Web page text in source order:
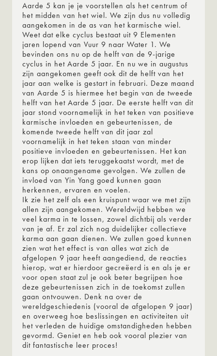
Aarde 5 kan je je voorstellen als het centrum of
het midden van het wiel. We zijn dus nu volledig
aangekomen in de as van het karmische wiel.
Weet dat elke cyclus bestaat uit 9 Elementen
jaren lopend van Vuur 9 naar Water 1. We
bevinden ons nu op de helft van de 9-jarige
cyclus in het Aarde 5 jaar. En nu we in augustus
zijn aangekomen geeft ook dit de helft van het
jaar aan welke is gestart in februari. Deze maand
van Aarde 5 is hiermee het begin van de tweede
helft van het Aarde 5 jaar. De eerste helft van dit
jaar stond voornamelijk in het teken van positieve
karmische invloeden en gebeurtenissen, de
komende tweede helft van dit jaar zal
voornamelijk in het teken staan van minder
positieve invloeden en gebeurtenissen. Het kan
erop lijken dat iets teruggekaatst wordt, met de
kans op onaangename gevolgen. We zullen de
invloed van Yin Yang goed kunnen gaan
herkennen, ervaren en voelen.
Ik zie het zelf als een kruispunt waar we met zijn
allen zijn aangekomen. Wereldwijd hebben we
veel karma in te lossen, zowel dichtbij als verder
van je af. Er zal zich nog duidelijker collectieve
karma aan gaan dienen. We zullen goed kunnen
zien wat het effect is van alles wat zich de
afgelopen 9 jaar heeft aangediend, de reacties
hierop, wat er hierdoor gecreëerd is en als je er
voor open staat zul je ook beter begrijpen hoe
deze gebeurtenissen zich in de toekomst zullen
gaan ontvouwen. Denk na over de
wereldgeschiedenis (vooral de afgelopen 9 jaar)
en overweeg hoe beslissingen en activiteiten uit
het verleden de huidige omstandigheden hebben
gevormd. Geniet en heb ook vooral plezier van
dit fantastische leer proces!